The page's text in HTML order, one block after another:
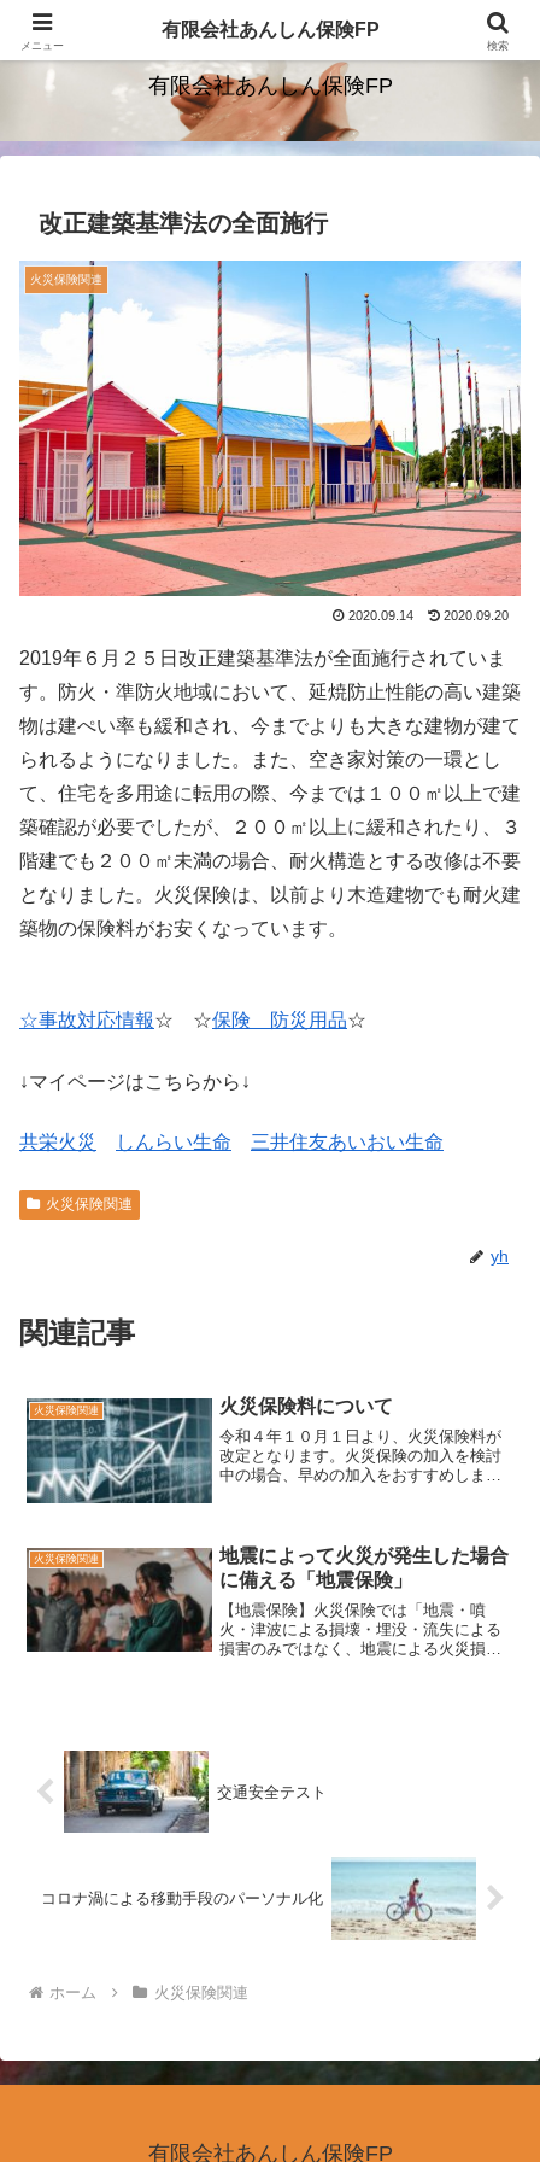
保険を通じて安心をお届けします。
有限会社あんしん保険FP
改正建築基準法の全面施行
火災保険関連
2020.09.14 2020.09.20
2019年６月２５日改正建築基準法が全面施行されていま
す。防火・準防火地域において、延焼防止性能の高い建築
物は建ぺい率も緩和され、今までよりも大きな建物が建て
られるようになりました。また、空き家対策の一環とし
て、住宅を多用途に転用の際、今までは１００㎡以上で建
築確認が必要でしたが、２００㎡以上に緩和されたり、３
階建でも２００㎡未満の場合、耐火構造とする改修は不要
となりました。火災保険は、以前より木造建物でも耐火建
築物の保険料がお安くなっています。
☆事故対応情報☆ ☆保険 防災用品☆
↓マイページはこちらから↓
共栄火災 しんらい生命 三井住友あいおい生命
火災保険関連
yh
関連記事
火災保険関連 火災保険料について
令和４年１０月１日より、火災保険料が
改定となります。火災保険の加入を検討
中の場合、早めの加入をおすすめしま
火災保険関連
地震によって火災が発生した場合
に備える「地震保険」
【地震保険】火災保険では「地震・噴
火・津波による損壊・埋没・流失による
損害のみではなく、地震による火災損害
費用保険金が支払われますが、金額は保
険金額の5%（支払限度額は種目により異
保険」をご契約いただく必要がありま
す。【地震保険の対象】居住用の建物ま
たは居住用の建物に収容される生活用動
産（家財）です。【保険金額】保険金額
の30%～50%の範囲内で地震保険の保険
5,000万円、家財1,000万円が加入限度額
交通安全テスト
コロナ渦による移動手段のパーソナル化
ホーム 火災保険関連
有限会社あんしん保険FP
メニュー
有限会社あんしん保険FP
検索